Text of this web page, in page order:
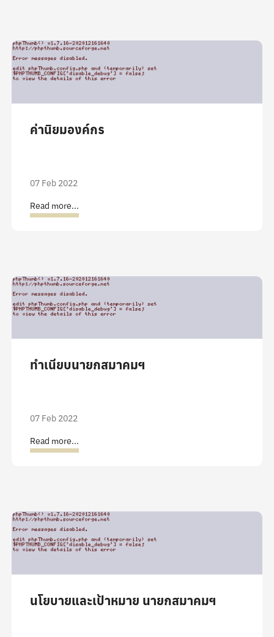
ค่านิยมองค์กร
07 Feb 2022
Read more...
ทำเนียบนายกสมาคมฯ
07 Feb 2022
Read more...
นโยบายและเป้าหมาย นายกสมาคมฯ